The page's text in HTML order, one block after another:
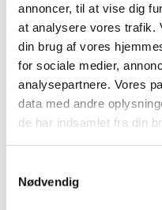
annoncer, til at vise dig
at analysere vores trafik.
din brug af vores
for sociale medier,
analysepartnere. Vores
data med andre
de har indsamlet fra din
Nødvendig
< Tilbage
God jul og godt
Dressurens Venners
år alle medlemmer,
er med til at støtte vor
dressursport.